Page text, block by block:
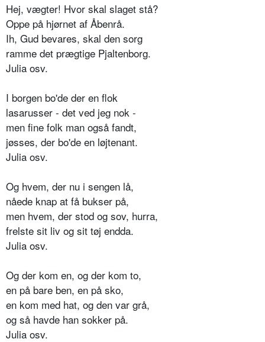
Hej, vægter! Hvor skal slaget stå?
Oppe på hjørnet af Åbenrå.
Ih, Gud bevares, skal den sorg
ramme det prægtige Pjaltenborg.
Julia osv.
I borgen bo'de der en flok
lasarusser - det ved jeg nok ­-
men fine folk man også fandt,
jøsses, der bo'de en løjtenant.
Julia osv.
Og hvem, der nu i sengen lå,
nåede knap at få bukser på,
men hvem, der stod og sov, hurra,
frelste sit liv og sit tøj endda.
Julia osv.
Og der kom en, og der kom to,
en på bare ben, en på sko,
en kom med hat, og den var grå,
og så havde han sokker på.
Julia osv.